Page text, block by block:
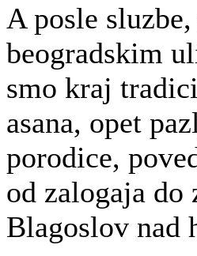
A posle
beogradskim
smo kraj
asana, opet
porodice,
od zalogaja
Blagoslov nad